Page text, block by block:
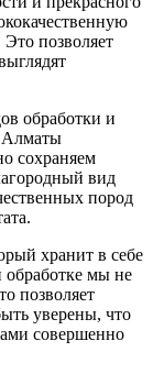
позволяет
обработки и
Алматы
сохраняем
вид
пород
хранит в себе
обработке мы не
позволяет
уверены, что
совершенно